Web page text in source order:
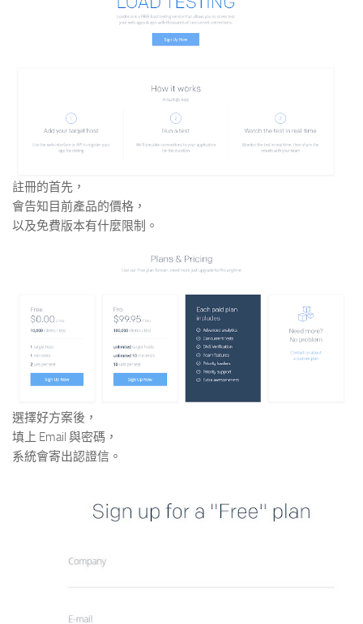
註冊的首先，
會告知目前產品的價格，
以及免費版本有什麼限制。
選擇好方案後，
填上 Email 與密碼，
系統會寄出認證信。